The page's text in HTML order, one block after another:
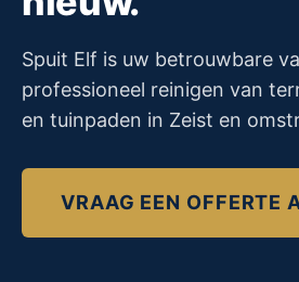
Spuit Elf is uw betrouwbare
professioneel reinigen van
en tuinpaden in Zeist en
VRAAG EEN OFFERTE